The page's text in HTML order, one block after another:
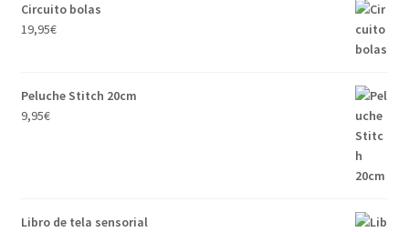
Circuito bolas
19,95€
Peluche Stitch 20cm
9,95€
Libro de tela sensorial